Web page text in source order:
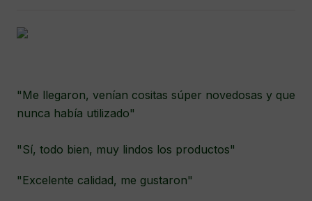
"Me llegaron, venían cositas súper novedosas y que
nunca había utilizado"
"Sí, todo bien, muy lindos los productos"
"Excelente calidad, me gustaron"